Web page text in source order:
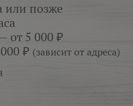
или позже
от 5 000 ₽
₽ (зависит от адреса)